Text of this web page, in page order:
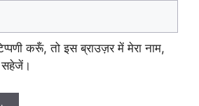
करूँ, तो इस ब्राउज़र में मेरा नाम,